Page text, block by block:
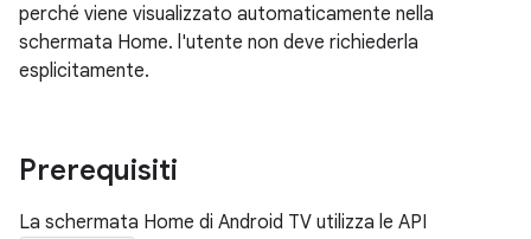
perché viene visualizzato automaticamente nella
schermata Home. l'utente non deve richiederla
esplicitamente.
Prerequisiti
La schermata Home di Android TV utilizza le API